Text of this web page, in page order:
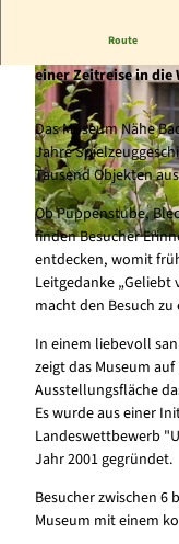
© Florian Schmidt
Route
einer Zeitreise in die
Das Museum Nähe
Jahre
Tausend Objekten
Ob Puppenstube,
finden Besucher
entdecken, womit
Leitgedanke
macht den Besuch
In einem liebevoll
zeigt das Museum
Ausstellungsfläche
Es wurde aus einer
Landeswettbewerb
Jahr 2001 gegründet.
Besucher zwischen 6
Museum mit einem